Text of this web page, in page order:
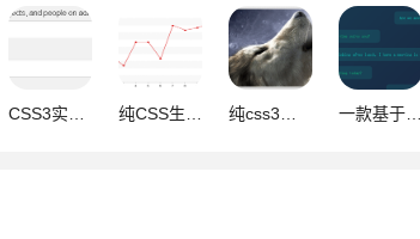
CSS3实现非常实用超好看的搜索框和按钮样式 纯CSS生成的折线图效果(无js) 纯css3图片幻灯片切换效果(无js实现) 一款基于CSS3和HTML5的自定义聊天窗口